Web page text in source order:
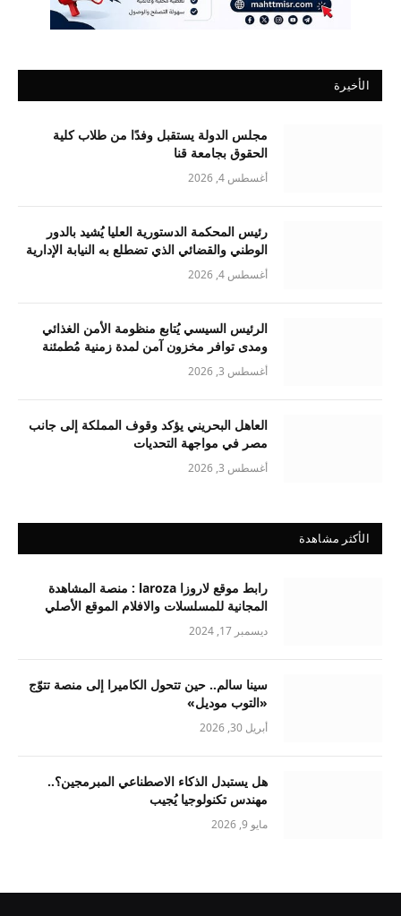
الأخيرة
مجلس الدولة يستقبل وفدًا من طلاب كلية
الحقوق بجامعة قنا
أغسطس 4, 2026
رئيس المحكمة الدستورية العليا يُشيد بالدور
الوطني والقضائي الذي تضطلع به النيابة الإدارية
أغسطس 4, 2026
الرئيس السيسي يُتابع منظومة الأمن الغذائي
ومدى توافر مخزون آمن لمدة زمنية مُطمئنة
أغسطس 3, 2026
العاهل البحريني يؤكد وقوف المملكة إلى جانب
مصر في مواجهة التحديات
أغسطس 3, 2026
الأكثر مشاهدة
رابط موقع لاروزا laroza : منصة المشاهدة
المجانية للمسلسلات والافلام الموقع الأصلي
ديسمبر 17, 2024
سينا سالم.. حين تتحول الكاميرا إلى منصة تتوّج
«التوب موديل»
أبريل 30, 2026
هل يستبدل الذكاء الاصطناعي المبرمجين؟..
مهندس تكنولوجيا يُجيب
مايو 9, 2026